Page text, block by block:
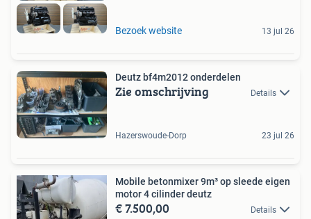
Bezoek website 13 jul 26
Deutz bf4m2012 onderdelen
Zie omschrijving Details
Hazerswoude-Dorp 23 jul 26
Mobile betonmixer 9m³ op sleede eigen
motor 4 cilinder deutz
€ 7.500,00 Details